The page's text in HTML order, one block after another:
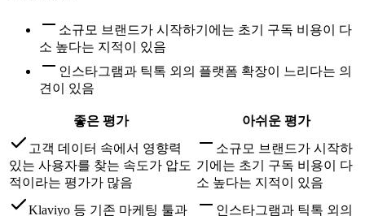
소규모 브랜드가 시작하기에는 초기 구독 비용이 다
소 높다는 지적이 있음
인스타그램과 틱톡 외의 플랫폼 확장이 느리다는 의
견이 있음
좋은 평가
아쉬운 평가
고객 데이터 속에서 영향력
있는 사용자를 찾는 속도가 압도
적이라는 평가가 많음
소규모 브랜드가 시작하
기에는 초기 구독 비용이 다
소 높다는 지적이 있음
Klaviyo 등 기존 마케팅 툴과
인스타그램과 틱톡 외의